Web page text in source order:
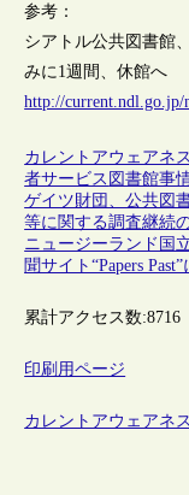
参考：
シアトル公共図書館
みに1週間、休館へ
http://current.ndl.go.jp/
カレントアウェアネ
者サービス 図書館事
ゲイツ財団、公共図
等に関する調査継続
ニュージーランド国
聞サイト“Papers
累計アクセス数:8716
印刷用ページ
カレントアウェアネ